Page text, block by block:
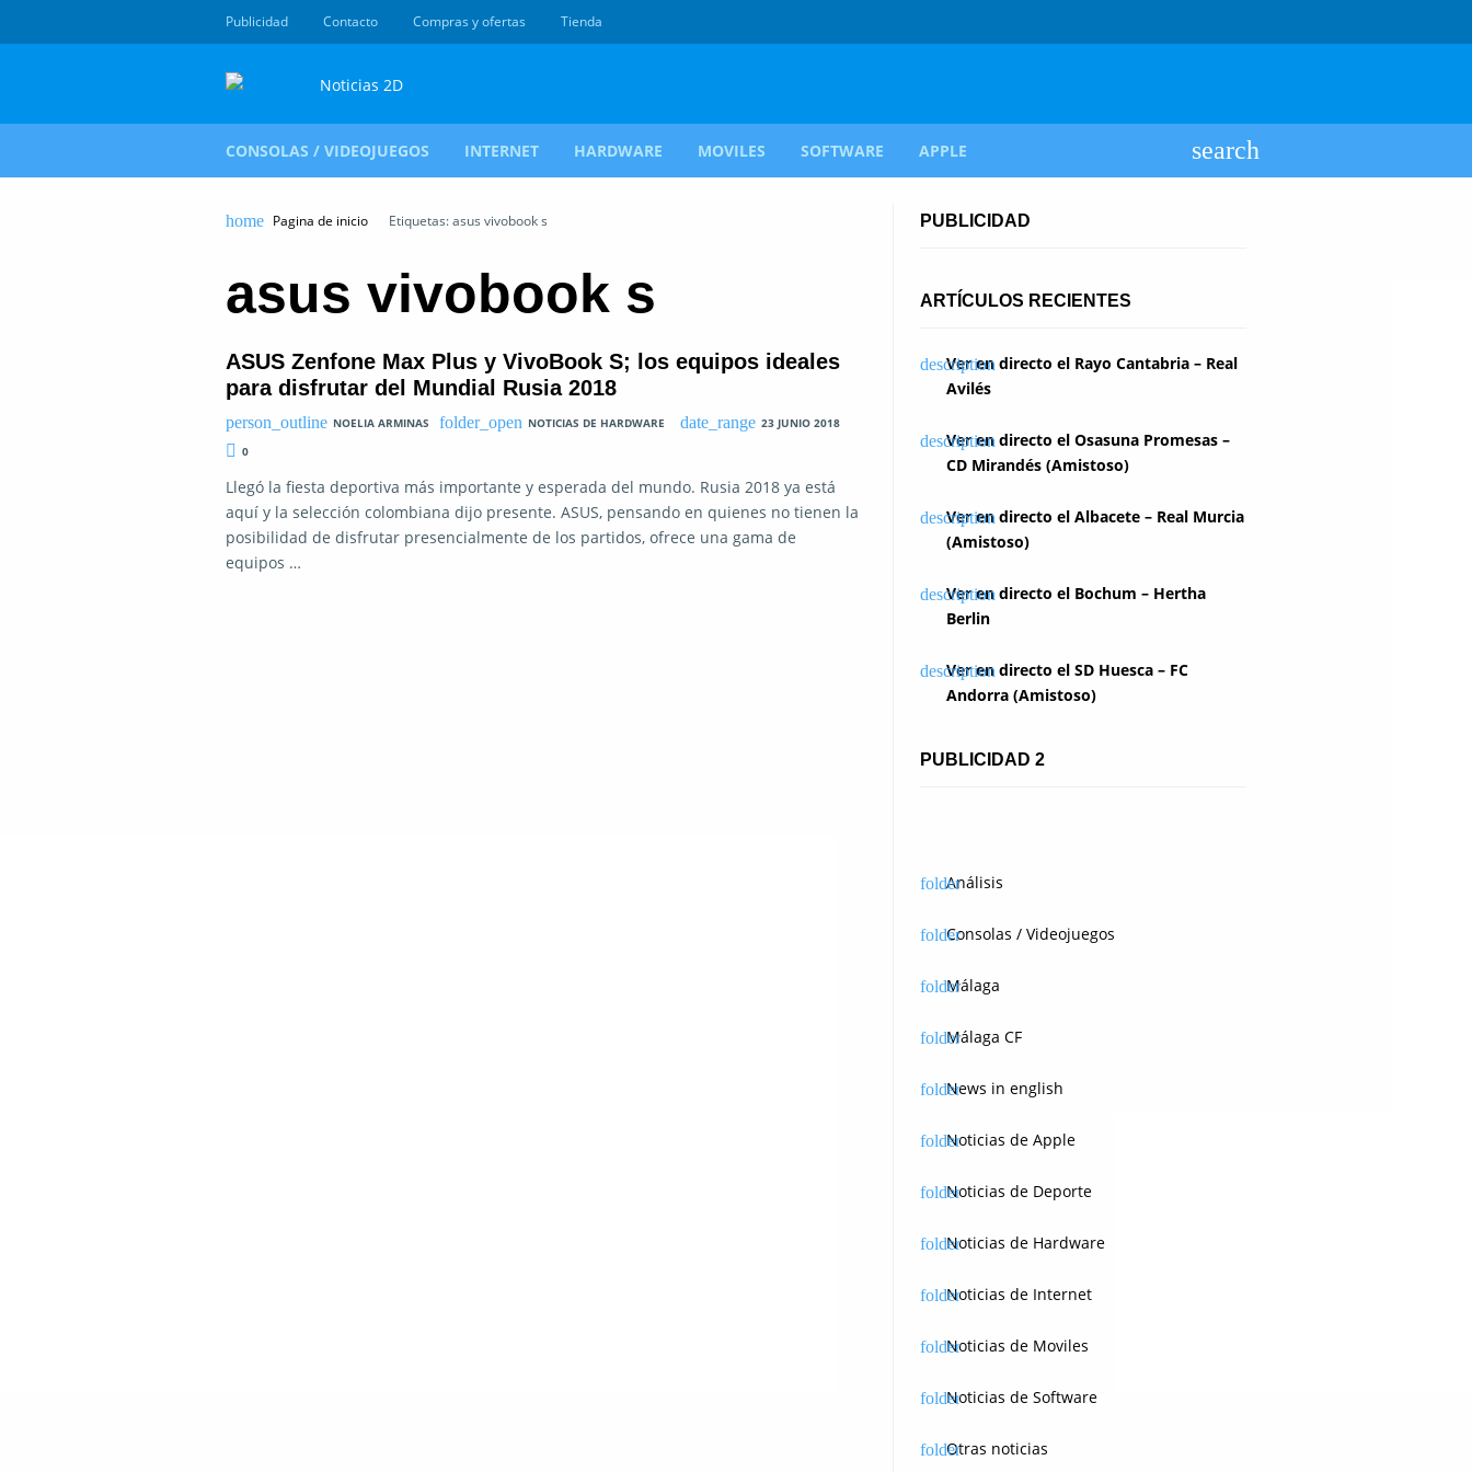
Publicidad Contacto Compras y ofertas Tienda
CONSOLAS / VIDEOJUEGOS INTERNET HARDWARE MOVILES SOFTWARE APPLE
Pagina de inicio Etiquetas: asus vivobook s
asus vivobook s
ASUS Zenfone Max Plus y VivoBook S; los equipos ideales
para disfrutar del Mundial Rusia 2018
NOELIA ARMINAS NOTICIAS DE HARDWARE
23 JUNIO 2018
0
Llegó la fiesta deportiva más importante y esperada del mundo. Rusia 2018 ya está
aquí y la selección colombiana dijo presente. ASUS, pensando en quienes no tienen la
posibilidad de disfrutar presencialmente de los partidos, ofrece una gama de
equipos …
PUBLICIDAD
ARTÍCULOS RECIENTES
Ver en directo el Rayo Cantabria – Real
Avilés
Ver en directo el Osasuna Promesas –
CD Mirandés (Amistoso)
Ver en directo el Albacete – Real Murcia
(Amistoso)
Ver en directo el Bochum – Hertha
Berlin
Ver en directo el SD Huesca – FC
Andorra (Amistoso)
PUBLICIDAD 2
Análisis
Consolas / Videojuegos
Málaga
Málaga CF
News in english
Noticias de Apple
Noticias de Deporte
Noticias de Hardware
Noticias de Internet
Noticias de Moviles
Noticias de Software
Otras noticias